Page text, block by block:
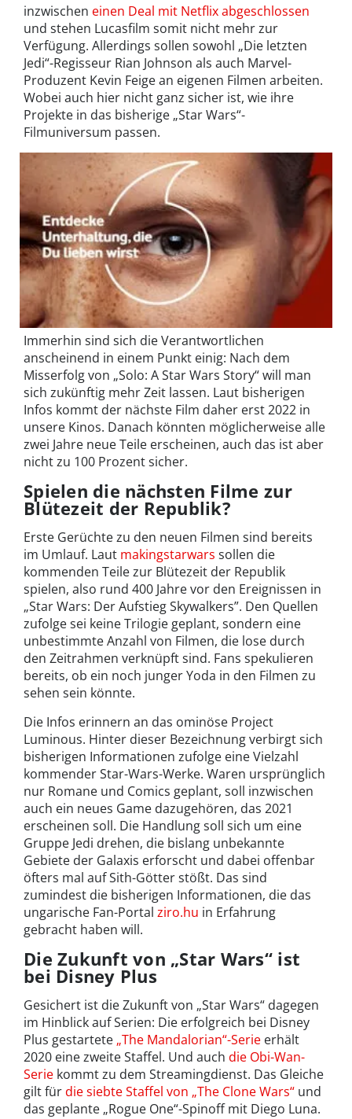
inzwischen einen Deal mit Netflix abgeschlossen
und stehen Lucasfilm somit nicht mehr zur
Verfügung. Allerdings sollen sowohl „Die letzten
Jedi“-Regisseur Rian Johnson als auch Marvel-
Produzent Kevin Feige an eigenen Filmen arbeiten.
Wobei auch hier nicht ganz sicher ist, wie ihre
Projekte in das bisherige „Star Wars“-
Filmuniversum passen.
Immerhin sind sich die Verantwortlichen
anscheinend in einem Punkt einig: Nach dem
Misserfolg von „Solo: A Star Wars Story“ will man
sich zukünftig mehr Zeit lassen. Laut bisherigen
Infos kommt der nächste Film daher erst 2022 in
unsere Kinos. Danach könnten möglicherweise alle
zwei Jahre neue Teile erscheinen, auch das ist aber
nicht zu 100 Prozent sicher.
Spielen die nächsten Filme zur
Blütezeit der Republik?
Erste Gerüchte zu den neuen Filmen sind bereits
im Umlauf. Laut makingstarwars sollen die
kommenden Teile zur Blütezeit der Republik
spielen, also rund 400 Jahre vor den Ereignissen in
„Star Wars: Der Aufstieg Skywalkers”. Den Quellen
zufolge sei keine Trilogie geplant, sondern eine
unbestimmte Anzahl von Filmen, die lose durch
den Zeitrahmen verknüpft sind. Fans spekulieren
bereits, ob ein noch junger Yoda in den Filmen zu
sehen sein könnte.
Die Infos erinnern an das ominöse Project
Luminous. Hinter dieser Bezeichnung verbirgt sich
bisherigen Informationen zufolge eine Vielzahl
kommender Star-Wars-Werke. Waren ursprünglich
nur Romane und Comics geplant, soll inzwischen
auch ein neues Game dazugehören, das 2021
erscheinen soll. Die Handlung soll sich um eine
Gruppe Jedi drehen, die bislang unbekannte
Gebiete der Galaxis erforscht und dabei offenbar
öfters mal auf Sith-Götter stößt. Das sind
zumindest die bisherigen Informationen, die das
ungarische Fan-Portal ziro.hu in Erfahrung
gebracht haben will.
Die Zukunft von „Star Wars“ ist
bei Disney Plus
Gesichert ist die Zukunft von „Star Wars“ dagegen
im Hinblick auf Serien: Die erfolgreich bei Disney
Plus gestartete „The Mandalorian“-Serie erhält
2020 eine zweite Staffel. Und auch die Obi-Wan-
Serie kommt zu dem Streamingdienst. Das Gleiche
gilt fürdie siebte Staffel von „The Clone Wars“ und
das geplante „Rogue One“-Spinoff mit Diego Luna.